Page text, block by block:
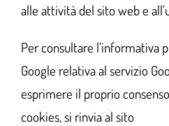
alle attività del sito web e
Per consultare l’informativa
Google relativa al servizio
esprimere il proprio
cookies, si rinvia al sito